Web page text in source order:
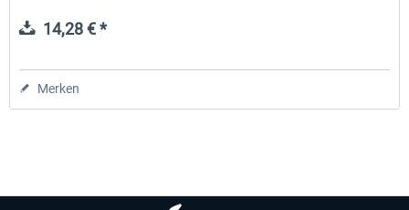
14,28 € *
Merken